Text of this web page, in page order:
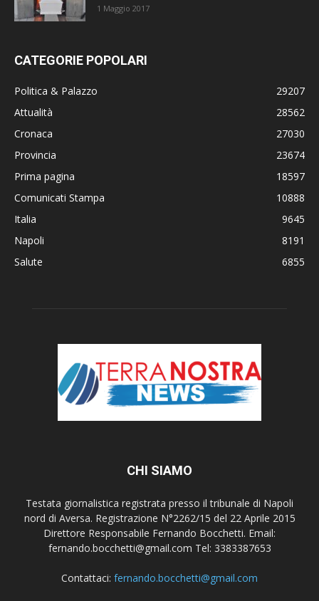
1 Maggio 2017
CATEGORIE POPOLARI
Politica & Palazzo
29207
Attualità
28562
Cronaca
27030
Provincia
23674
Prima pagina
18597
Comunicati Stampa
10888
Italia
9645
Napoli
8191
Salute
6855
CHI SIAMO
Testata giornalistica registrata presso il tribunale di Napoli
nord di Aversa. Registrazione N°2262/15 del 22 Aprile 2015
Direttore Responsabile Fernando Bocchetti. Email:
fernando.bocchetti@gmail.com Tel: 3383387653
Contattaci: fernando.bocchetti@gmail.com